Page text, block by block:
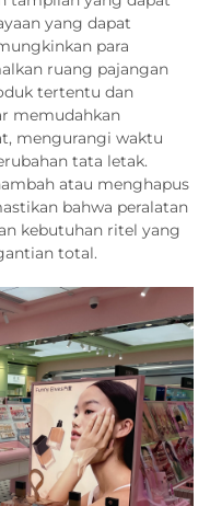
yang dapat
para
ruang pajangan
tertentu dan
memudahkan
mengurangi waktu
tata letak.
atau menghapus
bahwa peralatan
kebutuhan ritel yang
total.